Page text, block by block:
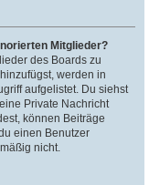
Mitglieder?
des Boards zu
werden in
aufgelistet. Du siehst
Private Nachricht
können Beiträge
einen Benutzer
nicht.